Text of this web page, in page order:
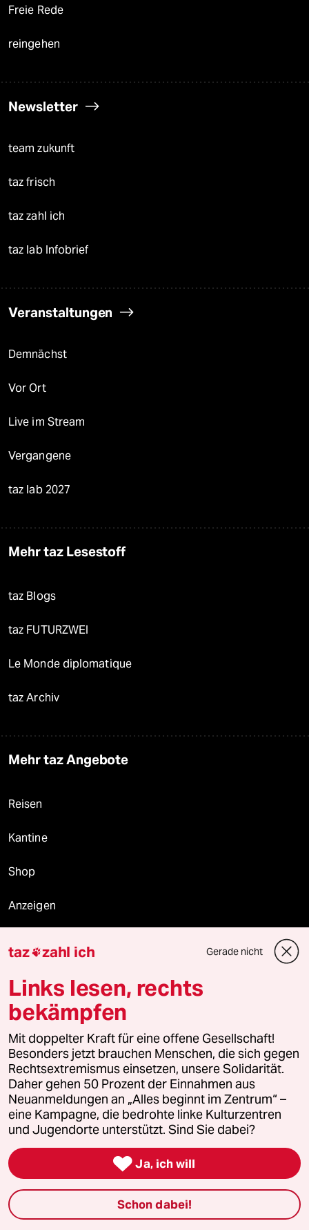
Freie Rede
reingehen
Newsletter
team zukunft
taz frisch
taz zahl ich
taz lab Infobrief
Veranstaltungen
Demnächst
Vor Ort
Live im Stream
Vergangene
taz lab 2027
Mehr taz Lesestoff
taz Blogs
taz FUTURZWEI
Le Monde diplomatique
taz Archiv
Mehr taz Angebote
Reisen
Kantine
Shop
Anzeigen
Feedback
Aboservice
ePaper Login
Downloads für Abonnierende
© 2026 taz Verlags und Vertriebs GmbH
Alle Rechte vorbehalten. Bei rechtlichen Fragen oder für Genehmigungen
wenden Sie sich bitte an
lizenzen@taz.de
taz zahl ich Gerade nicht
Links lesen, rechts
bekämpfen
Mit doppelter Kraft für eine offene Gesellschaft!
Besonders jetzt brauchen Menschen, die sich gegen
Rechtsextremismus einsetzen, unsere Solidarität.
Daher gehen 50 Prozent der Einnahmen aus
Neuanmeldungen an „Alles beginnt im Zentrum“ –
eine Kampagne, die bedrohte linke Kulturzentren
und Jugendorte unterstützt. Sind Sie dabei?
 Ja, ich will
Schon dabei!